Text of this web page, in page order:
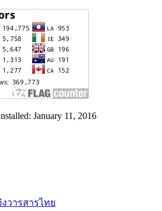
January 11, 2016
วารสารไทย